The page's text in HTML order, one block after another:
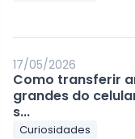
17/05/2026
Como transferir
grandes do
s...
Curiosidades